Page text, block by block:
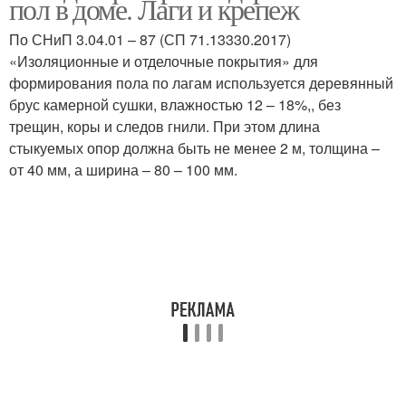
пол в доме. Лаги и крепеж
По СНиП 3.04.01 – 87 (СП 71.13330.2017)
«Изоляционные и отделочные покрытия» для
формирования пола по лагам используется деревянный
брус камерной сушки, влажностью 12 – 18%,, без
трещин, коры и следов гнили. При этом длина
стыкуемых опор должна быть не менее 2 м, толщина –
от 40 мм, а ширина – 80 – 100 мм.